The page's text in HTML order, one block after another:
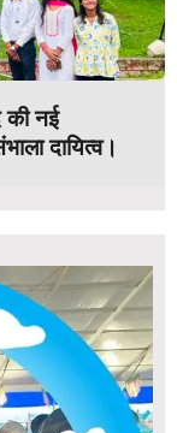
की नई
दायित्व।